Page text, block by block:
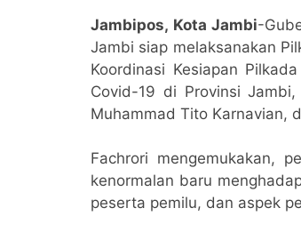
Jambipos, Kota Jambi-
Jambi siap melaksanakan
Koordinasi Kesiapan
Covid-19 di Provinsi
Muhammad Tito Karnavian,
Fachrori mengemukakan,
kenormalan baru
peserta pemilu, dan aspek